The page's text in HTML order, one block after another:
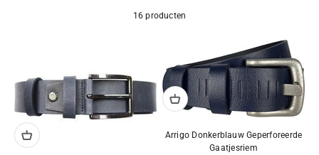
16 producten
Arrigo Donkerblauw Geperforeerde
Gaatjesriem